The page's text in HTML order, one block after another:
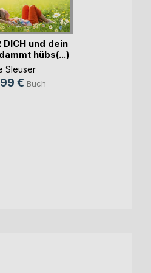
DICH und dein
hübs(...)
Sleuser
€ Buch